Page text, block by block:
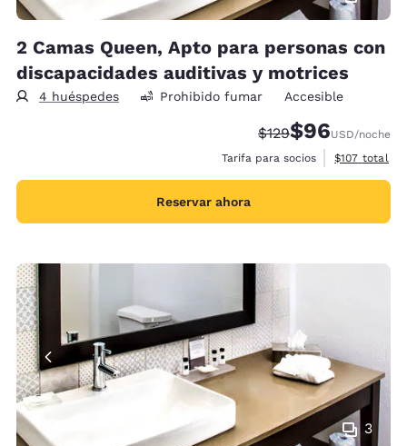
2 Camas Queen, Apto para personas con
discapacidades auditivas y motrices
4 huéspedes Prohibido fumar Accesible
Precio tachado:
$129Precio con
$96USD/noche
Tarifa para socios
Ver detalles
$107 total
Reservar ahora
3